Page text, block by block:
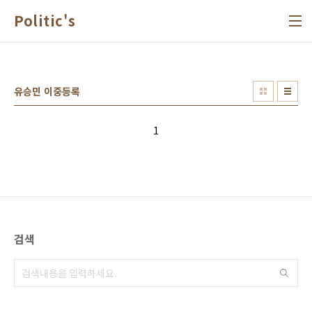
Politic's
유승민 이중등록
1
검색